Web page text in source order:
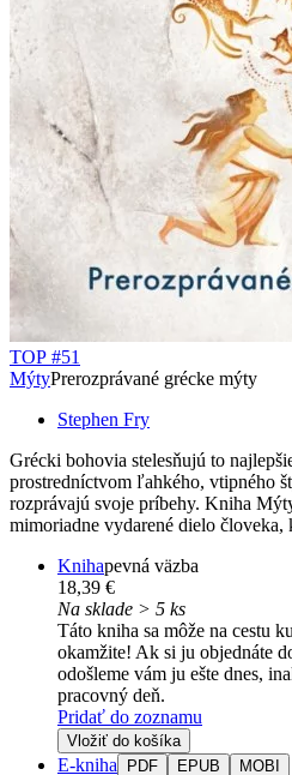
TOP #51
MýtyPrerozprávané grécke mýty
Stephen Fry
Grécki bohovia stelesňujú to
prostredníctvom ľahkého, vtipného
rozprávajú svoje príbehy. Kniha
mimoriadne vydarené dielo
Knihapevná väzba
18,39 €
Na sklade > 5 ks
Táto kniha sa môže na cestu
okamžite! Ak si ju objednáte
odošleme vám ju ešte dnes,
pracovný deň.
Pridať do zoznamu
Vložiť do košíka
E-kniha PDF EPUB MOBI